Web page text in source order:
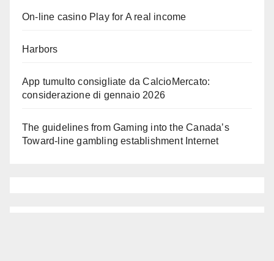
On-line casino Play for A real income
Harbors
App tumulto consigliate da CalcioMercato:
considerazione di gennaio 2026
The guidelines from Gaming into the Canada’s
Toward-line gambling establishment Internet